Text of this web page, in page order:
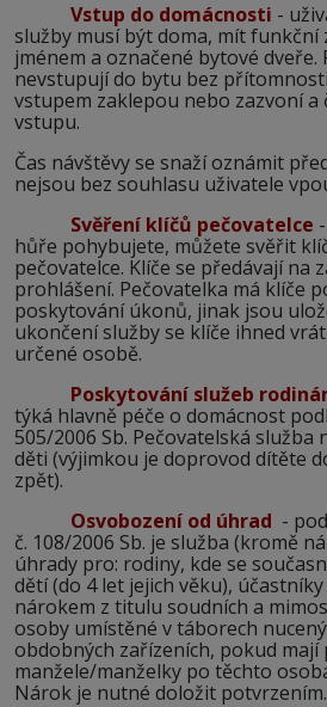
Vstup do domácnosti -
služby musí být doma, mít funkční
jménem a označené bytové dveře.
nevstupují do bytu bez
vstupem zaklepou nebo zazvoní a
vstupu.
Čas návštěvy se snaží oznámit
nejsou bez souhlasu uživatele
Svěření klíčů pečovatelce
hůře pohybujete, můžete svěřit
pečovatelce. Klíče se předávají na
prohlášení. Pečovatelka má klíče
poskytování úkonů, jinak jsou
ukončení služby se klíče ihned
určené osobě.
Poskytování služeb
týká hlavně péče o domácnost
505/2006 Sb. Pečovatelská služba
děti (výjimkou je doprovod dítěte
zpět).
Osvobození od úhrad -
č. 108/2006 Sb. je služba (kromě
úhrady pro: rodiny, kde se
dětí (do 4 let jejich věku),
nárokem z titulu soudních a
osoby umístěné v táborech
obdobných zařízeních, pokud
manžele/manželky po těchto
Nárok je nutné doložit potvrzením.